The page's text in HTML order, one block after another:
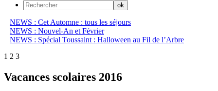
NEWS : Cet Automne : tous les séjours
NEWS : Nouvel-An et Février
NEWS : Spécial Toussaint : Halloween au Fil de l’Arbre
1 2 3
Vacances scolaires 2016